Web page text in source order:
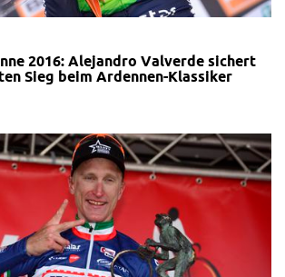
2016: Alejandro Valverde sichert
Sieg beim Ardennen-Klassiker